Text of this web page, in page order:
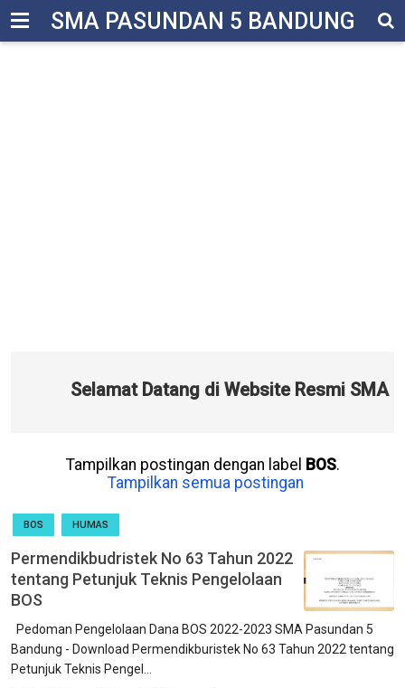
--> SMA PASUNDAN 5 BANDUNG
Selamat Datang di Website Resmi SMA
Tampilkan postingan dengan label BOS.
Tampilkan semua postingan
BOS HUMAS
Permendikbudristek No 63 Tahun 2022
tentang Petunjuk Teknis Pengelolaan
BOS
Pedoman Pengelolaan Dana BOS 2022-2023 SMA Pasundan 5
Bandung - Download Permendikburistek No 63 Tahun 2022 tentang
Petunjuk Teknis Pengel...